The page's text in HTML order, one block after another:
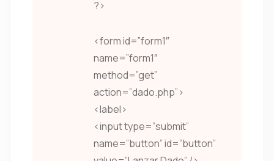
?>
<form id=”form1″
name=”form1″
method=”get”
action=”dado.php”>
<label>
<input type=”submit”
name=”button” id=”button”